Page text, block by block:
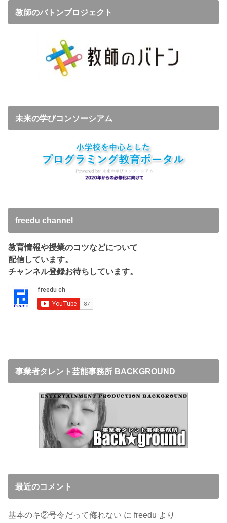
教師のバトンプロジェクト
未来の学びコンソーシアム
freedu channel
教育情報や授業のコツなどについて
配信しています。
チャンネル登録お待ちしています。
事業者タレント芸能事務所 BACKGROUND
最近のコメント
基本のキ②号令だって侮れない にfreedu より